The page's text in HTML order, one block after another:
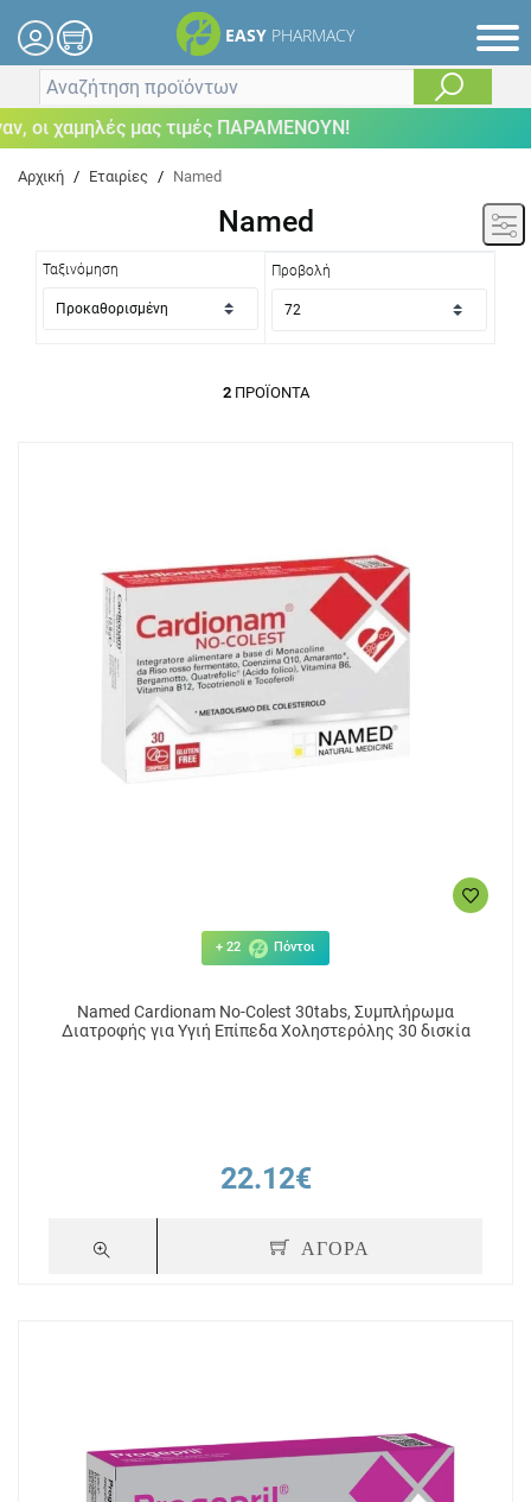
EASY PHARMACY
οι χαμηλές μας τιμές ΠΑΡΑΜΕΝΟΥΝ!
Αρχική / Εταιρίες / Named
Named
Ταξινόμηση Προβολή
2ΠΡΟΪΌΝΤΑ
+ 22 Πόντοι
Named Cardionam No-Colest 30tabs, Συμπλήρωμα
Διατροφής για Υγιή Επίπεδα Χοληστερόλης 30 δισκία
22.12€
ΑΓΟΡΑ